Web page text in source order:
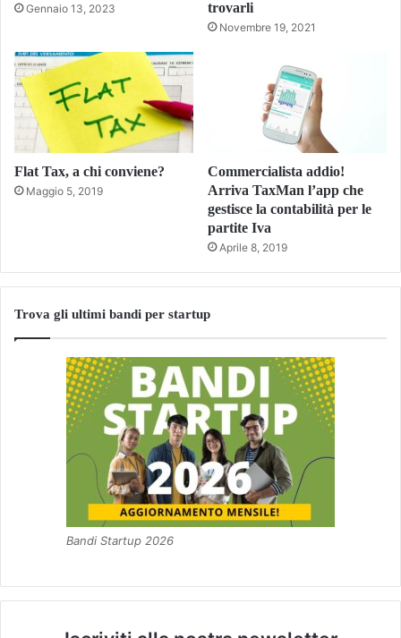
Gennaio 13, 2023
trovarli
Novembre 19, 2021
Flat Tax, a chi conviene?
Maggio 5, 2019
Commercialista addio!
Arriva TaxMan l’app che
gestisce la contabilità per le
partite Iva
Aprile 8, 2019
Trova gli ultimi bandi per startup
Bandi Startup 2026